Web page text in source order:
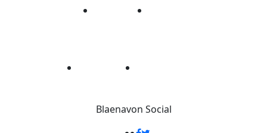
Blaenavon Social